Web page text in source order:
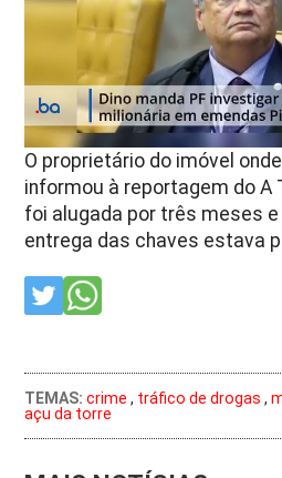
O proprietário do imóvel
informou à reportagem do A
foi alugada por três meses e
entrega das chaves estava
TEMAS: crime , tráfico de drogas ,
açu da torre